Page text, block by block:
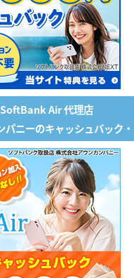
SoftBank Air 代理店
パニーのキャッシュバック